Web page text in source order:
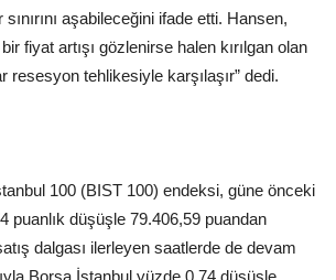
aşabileceğini ifade etti. Hansen,
fiyat artışı gözlenirse halen kırılgan olan
resesyon tehlikesiyle karşılaşır” dedi.
100 (BIST 100) endeksi, güne önceki
puanlık düşüşle 79.406,59 puandan
dalgası ilerleyen saatlerde de devam
Borsa İstanbul yüzde 0.74 düşüşle